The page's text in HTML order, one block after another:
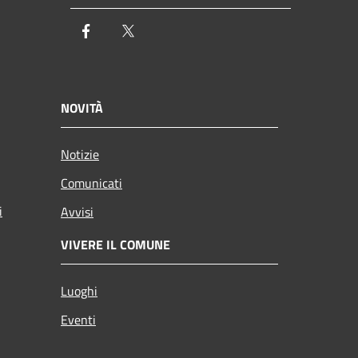
Facebook
NOVITÀ
Notizie
Comunicati
Avvisi
VIVERE IL COMUNE
Luoghi
Eventi